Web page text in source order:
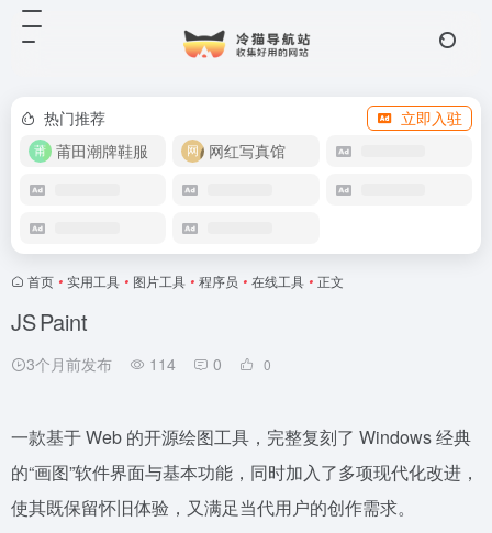
热门推荐
立即入驻
莆田潮牌鞋服
网红写真馆
首页 • 实用工具 • 图片工具 • 程序员 • 在线工具 • 正文
JS Paint
3个月前发布 114 0 0
一款基于 Web 的开源绘图工具，完整复刻了 Windows 经典
的“画图”软件界面与基本功能，同时加入了多项现代化改进，
使其既保留怀旧体验，又满足当代用户的创作需求。